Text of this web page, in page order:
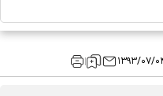
۰۷/۰۴